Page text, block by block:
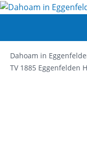
Dahoam in
TV 1885 Eggenfelden